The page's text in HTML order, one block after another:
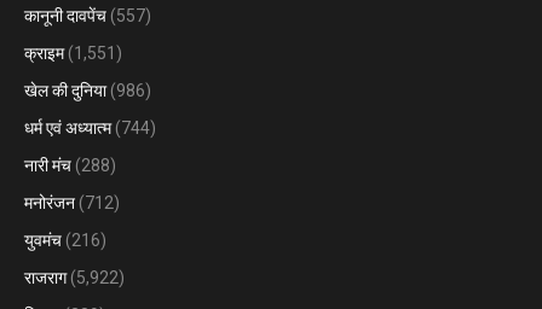
कानूनी दावपेंच (557)
क्राइम(1,551)
खेल की दुनिया(986)
धर्म एवं अध्यात्म(744)
नारी मंच (288)
मनोरंजन (712)
युवमंच (216)
राजराग(5,922)